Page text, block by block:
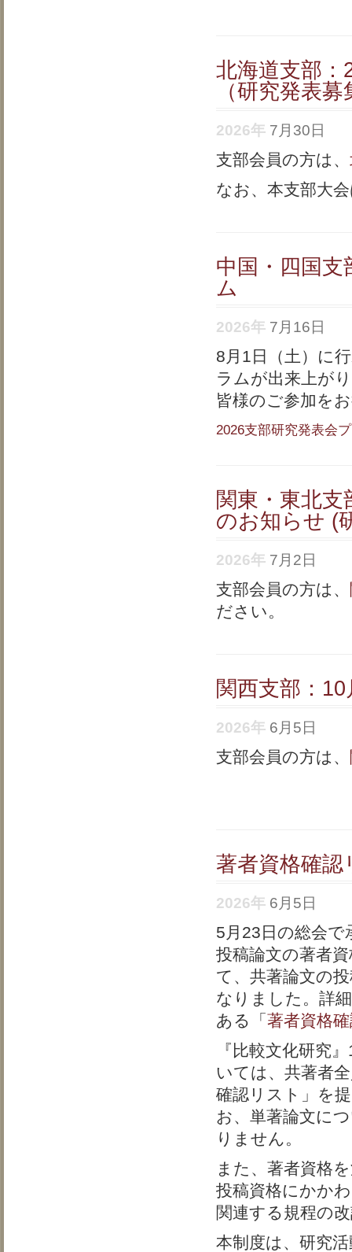
北海道支部：
（研究発表募
2026年 7月30日
支部会員の方は、
なお、本支部大
中国・四国
ム
2026年 7月16日
8月1日（土）に
ラムが出来上が
皆様のご参加を
2026支部研究発表会
関東・東北支
のお知らせ (
2026年 7月2日
支部会員の方は、
ださい。
関西支部：
2026年 6月5日
支部会員の方は、
著者資格確
2026年 6月5日
5月23日の総会で
投稿論文の著者
て、共著論文の
なりました。詳
ある「 著者資格
『比較文化研究
いては、共著者
確認リスト」を
お、単著論文に
りません。
また、著者資格
投稿資格にかか
関連する規程の
本制度は、研究